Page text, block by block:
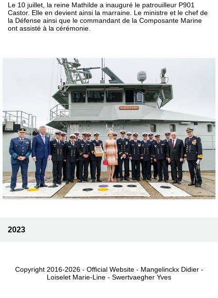
Le 10 juillet, la reine Mathilde a inauguré le patrouilleur P901
Castor. Elle en devient ainsi la marraine. Le ministre et le chef de
la Défense ainsi que le commandant de la Composante Marine
ont assisté à la cérémonie.
2023
Copyright 2016-2026 - Official Website - Mangelinckx Didier -
Loiselet Marie-Line - Swertvaegher Yves